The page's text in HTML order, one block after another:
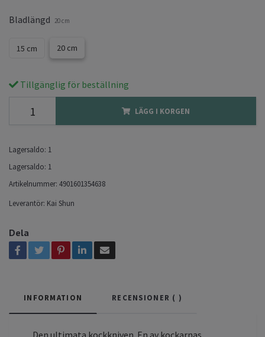
Bladlängd 20 cm
15 cm 20 cm
Tillgänglig för beställning
LÄGG I KORGEN
Lagersaldo: 1
Lagersaldo: 1
Artikelnummer: 4901601354638
Leverantör: Kai Shun
Dela
INFORMATION RECENSIONER ( )